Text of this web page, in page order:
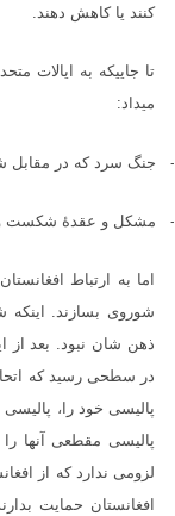
کنند یا کاهش دهند.
تا جاییکه به ایالات
میداد:
جنگ سرد که در مقابل
مشکل و عقدۀ شکست
اما به ارتباط
شوروی بسازند.
ذهن شان نبود. بعد از
در سطحی رسید که
پالیسی خود را،
پالیسی مقطعی آنها
لزومی ندارد که از
افغانستان حمایت